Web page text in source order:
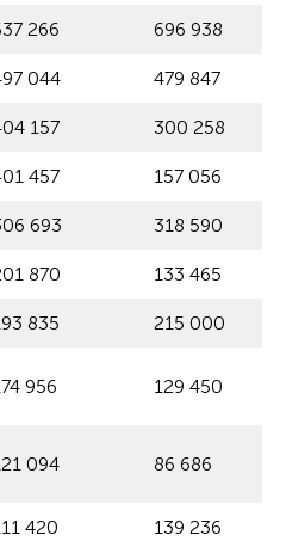
266 696 938
044 479 847
157 300 258
457 157 056
693 318 590
870 133 465
835 215 000
956 129 450
094 86 686
420 139 236